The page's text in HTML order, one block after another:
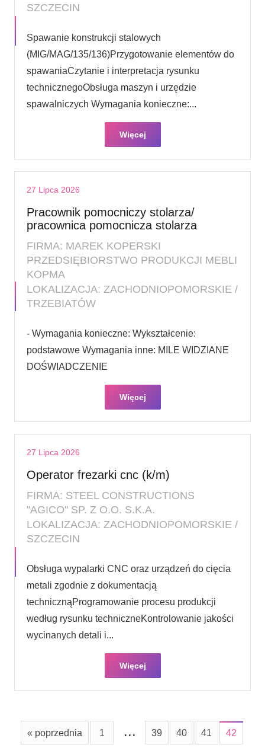
SZCZECIN
Spawanie konstrukcji stalowych
(MIG/MAG/135/136)Przygotowanie elementów do
spawaniaCzytanie i interpretacja rysunku
technicznegoObsługa maszyn i urzędzie
spawalniczych Wymagania konieczne:...
Więcej
27 Lipca 2026
Pracownik pomocniczy stolarza/
pracownica pomocnicza stolarza
FIRMA: MAREK KOPERSKI
PRZEDSIĘBIORSTWO PRODUKCJI MEBLI
KOPMA
LOKALIZACJA: ZACHODNIOPOMORSKIE /
TRZEBIATÓW
- Wymagania konieczne: Wykształcenie:
podstawowe Wymagania inne: MILE WIDZIANE
DOŚWIADCZENIE
Więcej
27 Lipca 2026
Operator frezarki cnc (k/m)
FIRMA: STEEL CONSTRUCTIONS
"AGICO" SP. Z O.O. S.K.A.
LOKALIZACJA: ZACHODNIOPOMORSKIE /
SZCZECIN
Obsługa wypalarki CNC oraz urządzeń do cięcia
metali zgodnie z dokumentacją
technicznąProgramowanie procesu produkcji
według rysunku techniczneKontrolowanie jakości
wycinanych detali i...
Więcej
« poprzednia 1 ... 39 40 41 42